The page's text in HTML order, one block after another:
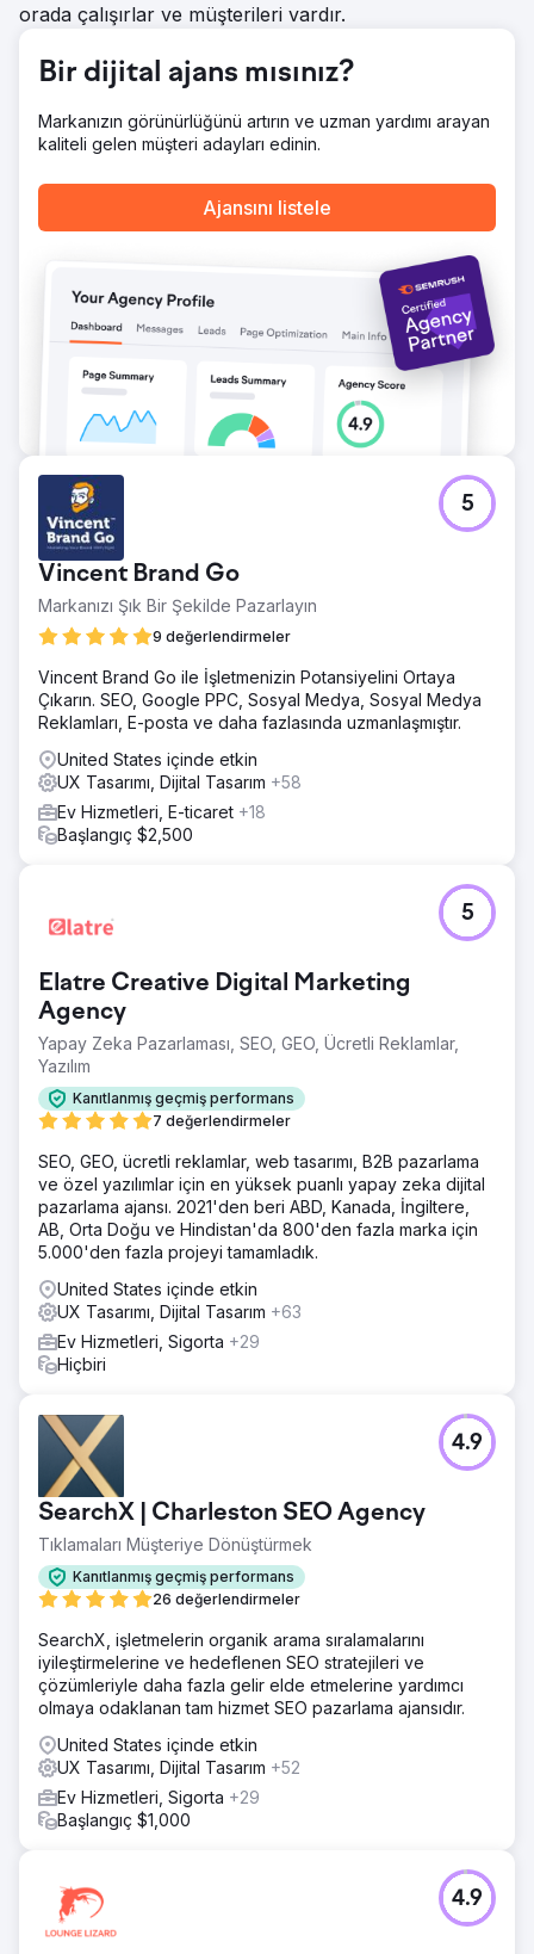
orada çalışırlar ve müşterileri vardır.
Bir dijital ajans mısınız?
Markanızın görünürlüğünü artırın ve uzman yardımı arayan
kaliteli gelen müşteri adayları edinin.
Ajansını listele
Vincent Brand Go
Markanızı Şık Bir Şekilde Pazarlayın
9 değerlendirmeler
5
Vincent Brand Go ile İşletmenizin Potansiyelini Ortaya
Çıkarın. SEO, Google PPC, Sosyal Medya, Sosyal Medya
Reklamları, E-posta ve daha fazlasında uzmanlaşmıştır.
United States içinde etkin
UX Tasarımı, Dijital Tasarım +58
Ev Hizmetleri, E-ticaret +18
Başlangıç $2,500
Elatre Creative Digital Marketing
Agency
Yapay Zeka Pazarlaması, SEO, GEO, Ücretli Reklamlar,
Yazılım
Kanıtlanmış geçmiş performans
7 değerlendirmeler
5
SEO, GEO, ücretli reklamlar, web tasarımı, B2B pazarlama
ve özel yazılımlar için en yüksek puanlı yapay zeka dijital
pazarlama ajansı. 2021'den beri ABD, Kanada, İngiltere,
AB, Orta Doğu ve Hindistan'da 800'den fazla marka için
5.000'den fazla projeyi tamamladık.
United States içinde etkin
UX Tasarımı, Dijital Tasarım +63
Ev Hizmetleri, Sigorta +29
Hiçbiri
SearchX | Charleston SEO Agency
Tıklamaları Müşteriye Dönüştürmek
Kanıtlanmış geçmiş performans
26 değerlendirmeler
4.9
SearchX, işletmelerin organik arama sıralamalarını
iyileştirmelerine ve hedeflenen SEO stratejileri ve
çözümleriyle daha fazla gelir elde etmelerine yardımcı
olmaya odaklanan tam hizmet SEO pazarlama ajansıdır.
United States içinde etkin
UX Tasarımı, Dijital Tasarım +52
Ev Hizmetleri, Sigorta +29
Başlangıç $1,000
4.9